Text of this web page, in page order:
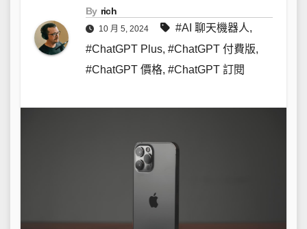
By rich
10 月 5, 2024 #AI 聊天機器人,
#ChatGPT Plus, #ChatGPT 付費版,
#ChatGPT 價格, #ChatGPT 訂閱